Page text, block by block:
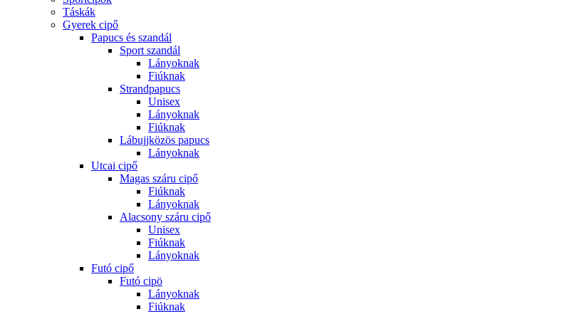
Táskák
Gyerek cipő
Papucs és szandál
Sport szandál
Lányoknak
Fiúknak
Strandpapucs
Unisex
Lányoknak
Fiúknak
Lábujjközös papucs
Lányoknak
Utcai cipő
Magas száru cipő
Fiúknak
Lányoknak
Alacsony száru cipő
Unisex
Fiúknak
Lányoknak
Futó cipő
Futó cipö
Lányoknak
Fiúknak